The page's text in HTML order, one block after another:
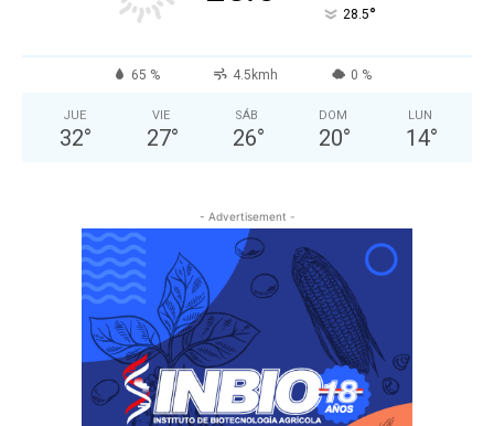
28.5°
65 % 4.5kmh 0 %
JUE
32°
VIE
27°
SÁB
26°
DOM
20°
LUN
14°
- Advertisement -